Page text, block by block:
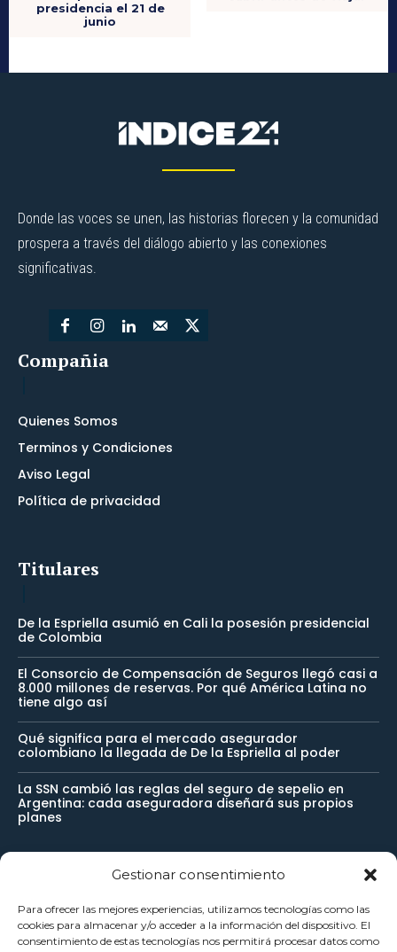
Gestionar consentimiento
Para ofrecer las mejores experiencias, utilizamos tecnologías como las
cookies para almacenar y/o acceder a la información del dispositivo. El
consentimiento de estas tecnologías nos permitirá procesar datos como
presidencia el 21 de
junio
Donde las voces se unen, las historias florecen y la comunidad
prospera a través del diálogo abierto y las conexiones
significativas.
Compañia
Quienes Somos
Terminos y Condiciones
Aviso Legal
Política de privacidad
Titulares
De la Espriella asumió en Cali la posesión presidencial
de Colombia
El Consorcio de Compensación de Seguros llegó casi a
8.000 millones de reservas. Por qué América Latina no
tiene algo así
Qué significa para el mercado asegurador
colombiano la llegada de De la Espriella al poder
La SSN cambió las reglas del seguro de sepelio en
Argentina: cada aseguradora diseñará sus propios
planes
Newsletter
Reciba noticias importantes directamente en su buzón de